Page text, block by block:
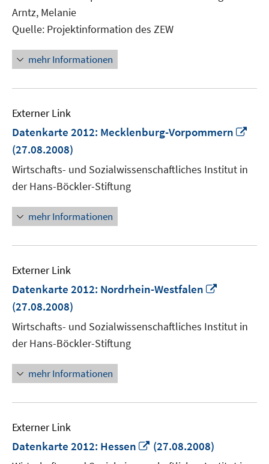
Arntz, Melanie
Quelle: Projektinformation des ZEW
mehr Informationen
Externer Link
Datenkarte 2012: Mecklenburg-Vorpommern
(27.08.2008)
Wirtschafts- und Sozialwissenschaftliches Institut in
der Hans-Böckler-Stiftung
mehr Informationen
Externer Link
Datenkarte 2012: Nordrhein-Westfalen
öffnen
(27.08.2008)
Wirtschafts- und Sozialwissenschaftliches Institut in
der Hans-Böckler-Stiftung
mehr Informationen
Externer Link
Datenkarte 2012: Hessen
In
neuem
(27.08.2008)